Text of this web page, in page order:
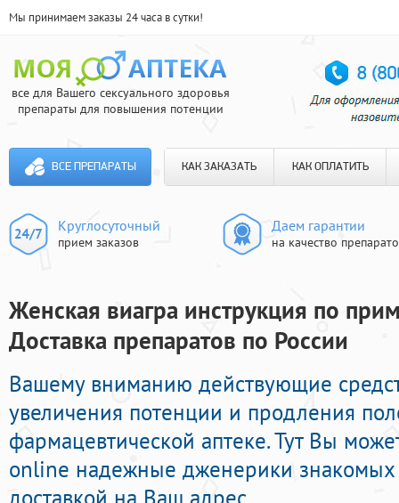
Мы принимаем заказы 24 часа в сутки!
все для Вашего сексуального здоровья
препараты для повышения потенции
ВСЕ ПРЕПАРАТЫ КАК ЗАКАЗАТЬ КАК ОПЛАТИТЬ
Круглосуточный
прием заказов
Даем гарантии
на качество
Женская виагра инструкция по
Доставка препаратов по России
Вашему вниманию действующие
увеличения потенции и продления
фармацевтической аптеке. Тут Вы
online надежные дженерики знакомых